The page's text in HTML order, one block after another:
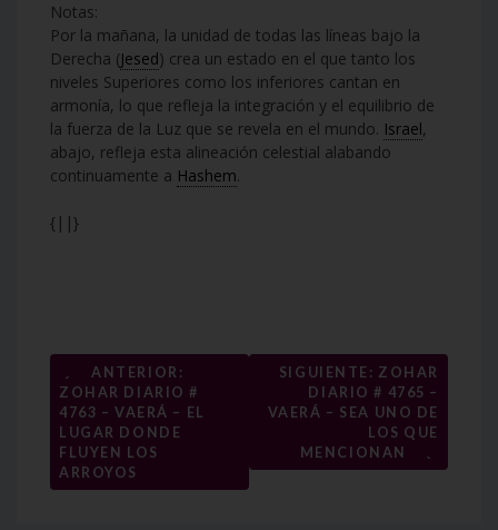
Notas:
Por la mañana, la unidad de todas las líneas bajo la
Derecha (Jesed) crea un estado en el que tanto los
niveles Superiores como los inferiores cantan en
armonía, lo que refleja la integración y el equilibrio de
la fuerza de la Luz que se revela en el mundo. Israel,
abajo, refleja esta alineación celestial alabando
continuamente a Hashem.
{||}
Navegación
de
entradas
←
ANTERIOR:
ZOHAR DIARIO #
4763 – VAERÁ – EL
LUGAR DONDE
FLUYEN LOS
ARROYOS
SIGUIENTE: ZOHAR
DIARIO # 4765 –
VAERÁ – SEA UNO DE
LOS QUE
MENCIONAN
→